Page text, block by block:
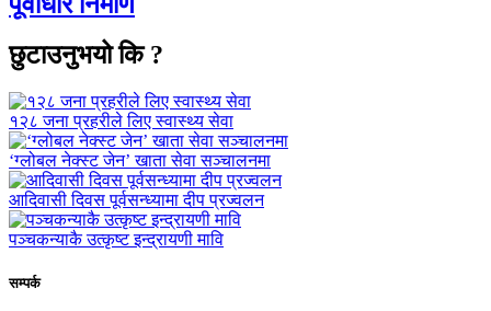
छुटाउनुभयो कि ?
१२८ जना प्रहरीले लिए स्वास्थ्य सेवा
‘ग्लोबल नेक्स्ट जेन’ खाता सेवा सञ्चालनमा
आदिवासी दिवस पूर्वसन्ध्यामा दीप प्रज्वलन
पञ्चकन्याकै उत्कृष्ट इन्द्रायणी मावि
सम्पर्क